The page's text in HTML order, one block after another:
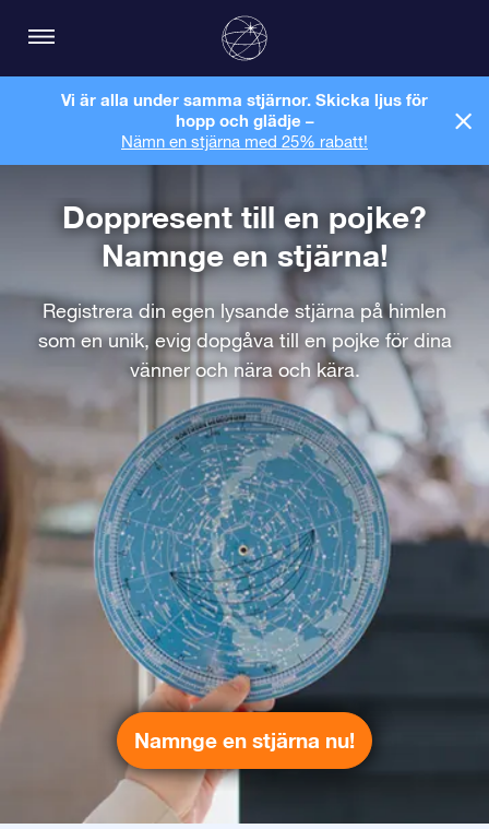
Vi är alla under samma stjärnor. Skicka ljus för
hopp och glädje –
Nämn en stjärna med 25% rabatt!
Doppresent till en pojke?
Namnge en stjärna!
Registrera din egen lysande stjärna på himlen
som en unik, evig dopgåva till en pojke för dina
vänner och nära och kära.
Namnge en stjärna nu!